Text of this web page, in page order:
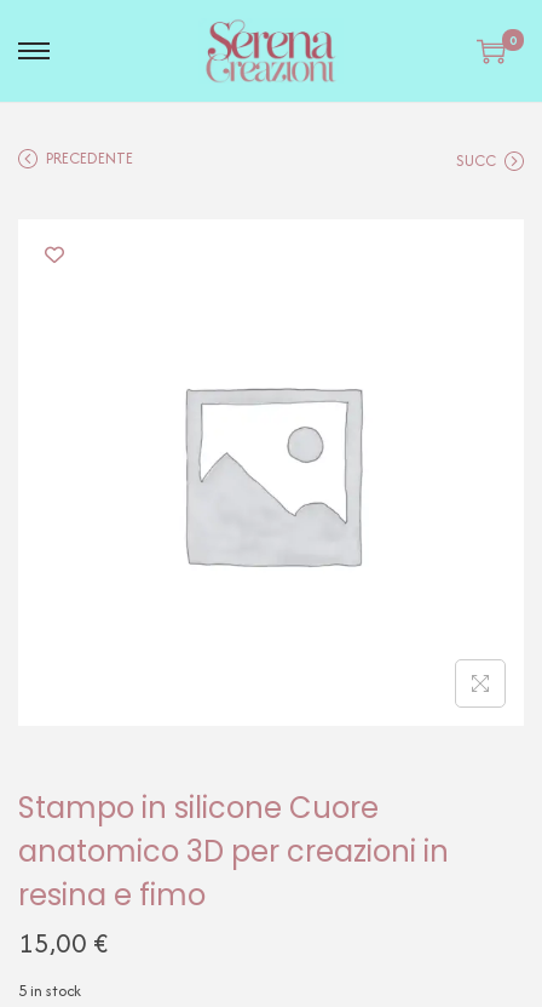
0
PRECEDENTE SUCC
Stampo in silicone Cuore
anatomico 3D per creazioni in
resina e fimo
15,00 €
5 in stock